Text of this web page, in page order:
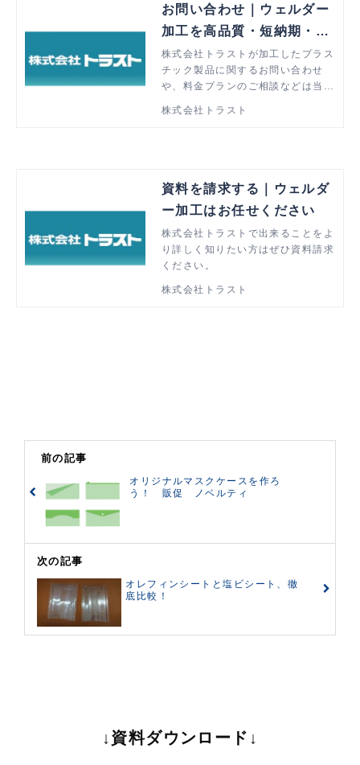
お問い合わせ｜ウェルダー
加工を高品質・短納期・低
価格で解決
株式会社トラストが加工したプラス
チック製品に関するお問い合わせ
や、料金プランのご相談などは当ペ
でお悩みの方はぜひお気軽にご相談
株式会社トラスト
資料を請求する｜ウェルダ
ー加工はお任せください
株式会社トラストで出来ることをよ
り詳しく知りたい方はぜひ資料請求
ください。
株式会社トラスト
前の記事
オリジナルマスクケースを作ろ
う！ 販促 ノベルティ
次の記事
オレフィンシートと塩ビシート、徹
底比較！
↓資料ダウンロード↓